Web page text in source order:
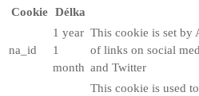
Cookie Délka
na_id
1 year
1
month
This cookie is set by
of links on social
and Twitter
This cookie is used